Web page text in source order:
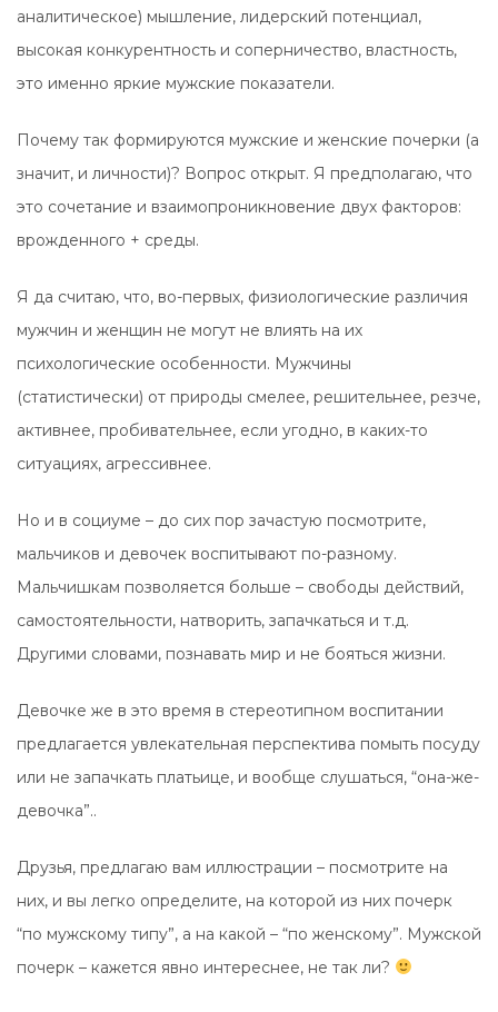
аналитическое) мышление, лидерский потенциал,
высокая конкурентность и соперничество, властность,
это именно яркие мужские показатели.
Почему так формируются мужские и женские почерки (а
значит, и личности)? Вопрос открыт. Я предполагаю, что
это сочетание и взаимопроникновение двух факторов:
врожденного + среды.
Я да считаю, что, во-первых, физиологические различия
мужчин и женщин не могут не влиять на их
психологические особенности. Мужчины
(статистически) от природы смелее, решительнее, резче,
активнее, пробивательнее, если угодно, в каких-то
ситуациях, агрессивнее.
Но и в социуме – до сих пор зачастую посмотрите,
мальчиков и девочек воспитывают по-разному.
Мальчишкам позволяется больше – свободы действий,
самостоятельности, натворить, запачкаться и т.д.
Другими словами, познавать мир и не бояться жизни.
Девочке же в это время в стереотипном воспитании
предлагается увлекательная перспектива помыть посуду
или не запачкать платьице, и вообще слушаться, “она-же-
девочка”..
Друзья, предлагаю вам иллюстрации – посмотрите на
них, и вы легко определите, на которой из них почерк
“по мужскому типу”, а на какой – “по женскому”. Мужской
почерк – кажется явно интереснее, не так ли?